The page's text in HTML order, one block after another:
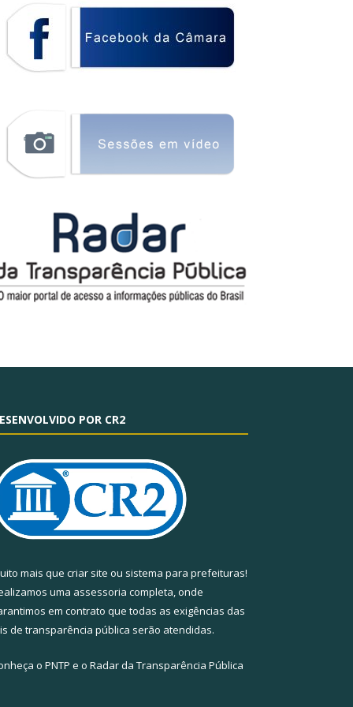
POR CR2
mais que criar site ou sistema para prefeituras!
uma assessoria completa, onde
em contrato que todas as exigências das
de transparência pública serão atendidas.
o PNTP e o Radar da Transparência Pública